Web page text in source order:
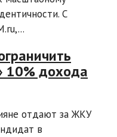
С
10% дохода
отдают за ЖКУ
в